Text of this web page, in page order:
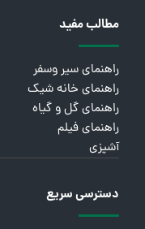
مطالب مفید
راهنمای سیر وسفر
راهنمای خانه شیک
راهنمای گل و گیاه
راهنمای فیلم
آشپزی
دسترسی سریع